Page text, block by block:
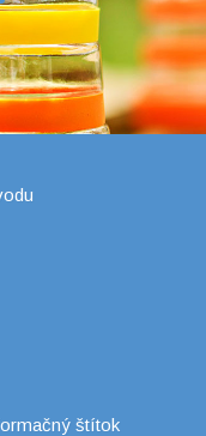
štítok